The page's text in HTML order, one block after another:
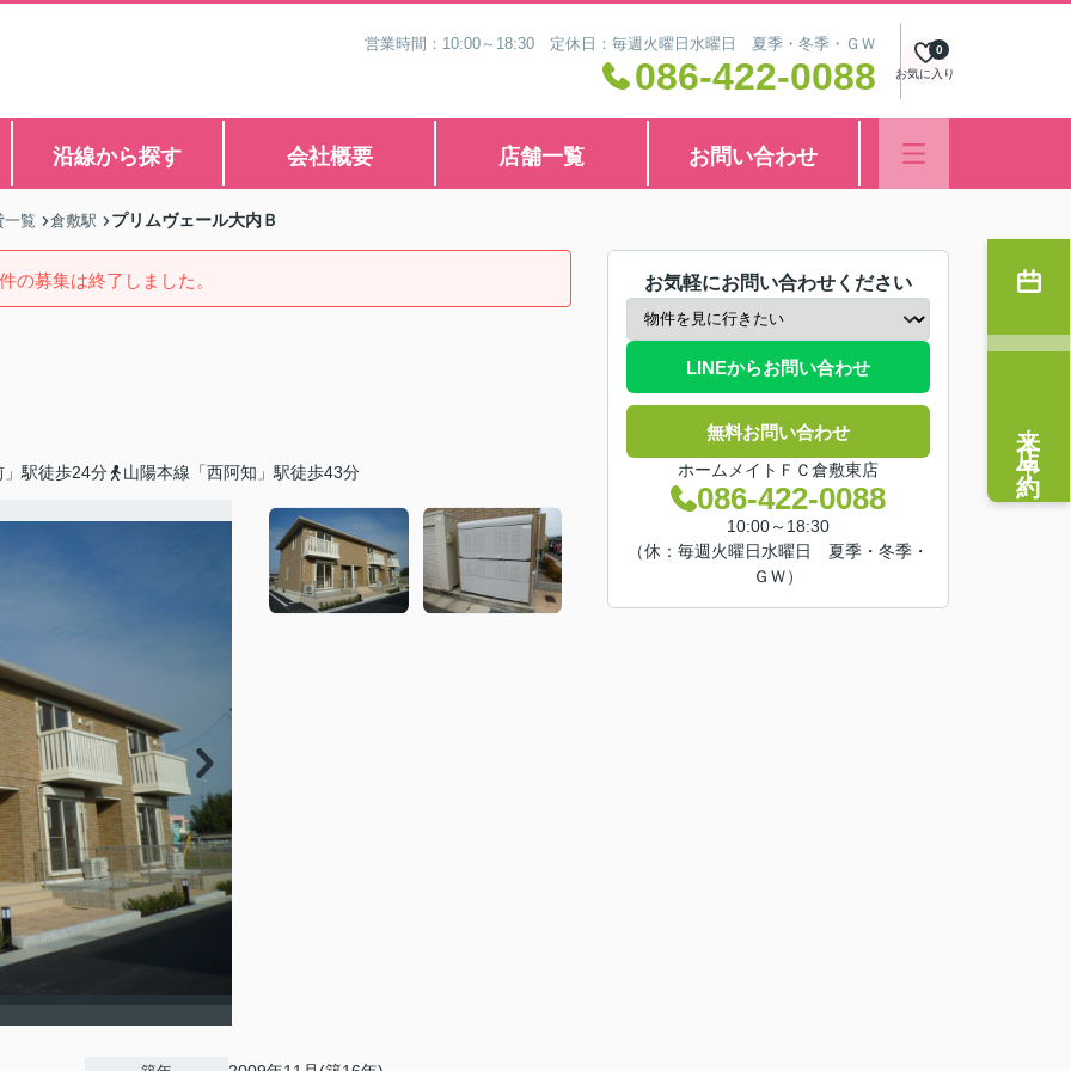
営業時間：10:00～18:30 定休日：毎週火曜日水曜日 夏季・冬季・ＧＷ
086-422-0088 お気に入り
0
沿線から探す 会社概要 店舗一覧 お問い合わせ
一覧 倉敷駅 プリムヴェール大内Ｂ
の募集は終了しました。
駅徒歩24分 山陽本線「西阿知」駅徒歩43分
お気軽にお問い合わせください
LINEからお問い合わせ
無料お問い合わせ
ホームメイトＦＣ倉敷東店
086-422-0088
10:00～18:30
（休：毎週火曜日水曜日 夏季・冬季・
ＧＷ）
来店予約